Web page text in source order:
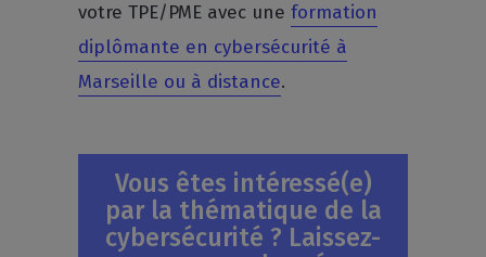
votre TPE/PME avec uneformation
diplômante en cybersécurité à
Marseille ou à distance.
Vous êtes intéressé(e)
par la thématique de la
cybersécurité ? Laissez-